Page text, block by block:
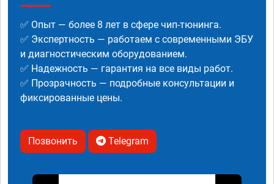
✅ Опыт — более 8 лет в сфере чип-тюнинга.
✅ Экспертность — работаем с современными ЭБУ
и диагностическим оборудованием.
✅ Надежность — гарантия на все виды работ.
✅ Прозрачность — подробные консультации и
фиксированные цены.
Позвонить Telegram